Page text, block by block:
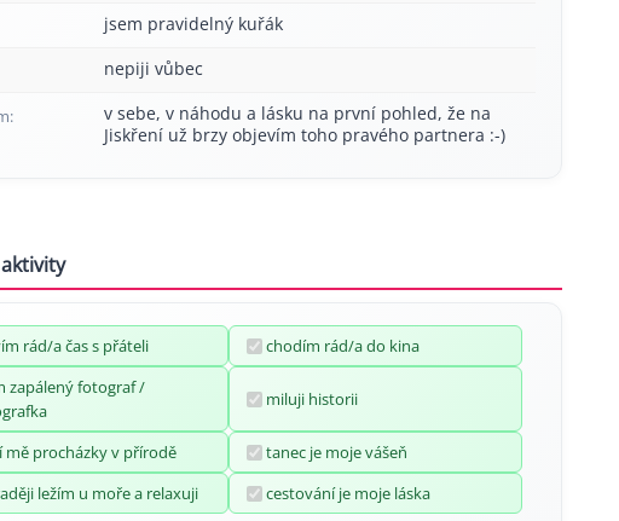
jsem pravidelný kuřák
nepiji vůbec
v sebe, v náhodu a lásku na první pohled, že na
Jiskření už brzy objevím toho pravého partnera :-)
rád/a čas s přáteli
chodím rád/a do kina
zapálený fotograf /
miluji historii
mě procházky v přírodě
tanec je moje vášeň
ležím u moře a relaxuji
cestování je moje láska